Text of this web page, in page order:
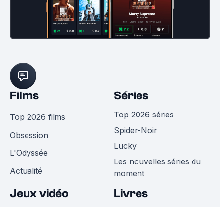
Films
Top 2026 films
Obsession
L'Odyssée
Actualité
Séries
Top 2026 séries
Spider-Noir
Lucky
Les nouvelles séries du
moment
Jeux vidéo Livres